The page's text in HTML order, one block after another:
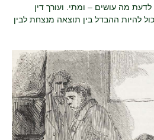
מה עושים – ומתי. ועורך דין
להיות ההבדל בין תוצאה מנצחת לבין